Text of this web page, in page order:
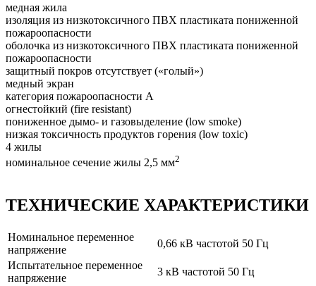
медная жила
изоляция из низкотоксичного ПВХ пластиката пониженной
пожароопасности
оболочка из низкотоксичного ПВХ пластиката пониженной
пожароопасности
защитный покров отсутствует («голый»)
медный экран
категория пожароопасности A
огнестойкий (fire resistant)
пониженное дымо- и газовыделение (low smoke)
низкая токсичность продуктов горения (low toxic)
4 жилы
номинальное сечение жилы 2,5 мм2
ТЕХНИЧЕСКИЕ ХАРАКТЕРИСТИКИ
Номинальное переменное
напряжение
0,66 кВ частотой 50 Гц
Испытательное переменное
напряжение
3 кВ частотой 50 Гц